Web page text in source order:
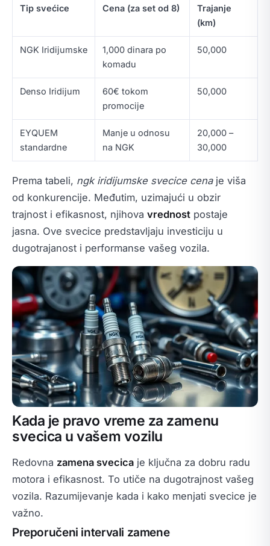
Tip svećice Cena (za set od 8)
Trajanje
(km)
NGK Iridijumske
1,000 dinara po
komadu
50,000
Denso Iridijum
60€ tokom
promocije
50,000
EYQUEM
standardne
Manje u odnosu
na NGK
20,000 –
30,000
Prema tabeli, ngk iridijumske svecice cenaje viša
od konkurencije. Međutim, uzimajući u obzir
trajnost i efikasnost, njihova vrednost postaje
jasna. Ove svecice predstavljaju investiciju u
dugotrajanost i performanse vašeg vozila.
Kada je pravo vreme za zamenu
svecica u vašem vozilu
Redovna zamena svecica je ključna za dobru radu
motora i efikasnost. To utiče na dugotrajnost vašeg
vozila. Razumijevanje kada i kako menjati svecice je
važno.
Preporučeni intervali zamene